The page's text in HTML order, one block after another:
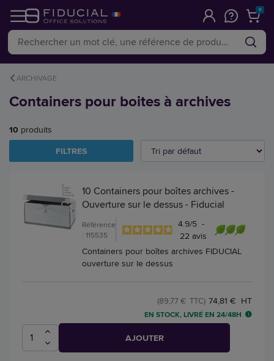
0
ARCHIVAGE
Containers pour boites à archives
10 produits
FILTRES
10 Containers pour boîtes archives -
Ouverture sur le dessus - Fiducial
Référence
: 115535
4.9/5 -
22 avis
Containers pour boîtes archives FIDUCIAL
ouverture sur le dessus
74,81 € HT
(89,77 € TTC)
EN STOCK, LIVRÉ EN 24/48H
AJOUTER